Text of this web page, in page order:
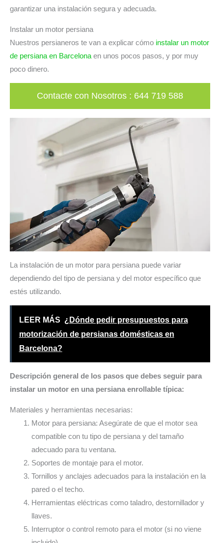
garantizar una instalación segura y adecuada.
Instalar un motor persiana
Nuestros persianeros te van a explicar cómo instalar un motor
de persiana en Barcelona en unos pocos pasos, y por muy
poco dinero.
Contacte con Nosotros : 644 719 588
La instalación de un motor para persiana puede variar
dependiendo del tipo de persiana y del motor específico que
estés utilizando.
LEER MÁS ¿Dónde pedir presupuestos para
motorización de persianas domésticas en
Barcelona?
Descripción general de los pasos que debes seguir para
instalar un motor en una persiana enrollable típica:
Materiales y herramientas necesarias:
Motor para persiana: Asegúrate de que el motor sea
compatible con tu tipo de persiana y del tamaño
adecuado para tu ventana.
Soportes de montaje para el motor.
Tornillos y anclajes adecuados para la instalación en la
pared o el techo.
Herramientas eléctricas como taladro, destornillador y
llaves.
Interruptor o control remoto para el motor (si no viene